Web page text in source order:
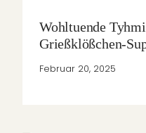
Wohltuende
Grießklößchen-
Februar 20, 2025